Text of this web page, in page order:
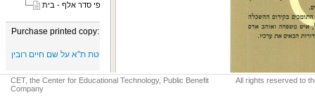
התחלות השירים לפי סדר אלף - בית
Purchase printed copy:
CET, the Center for Educational Technology, Public Benefit
Company
All rights reserved to